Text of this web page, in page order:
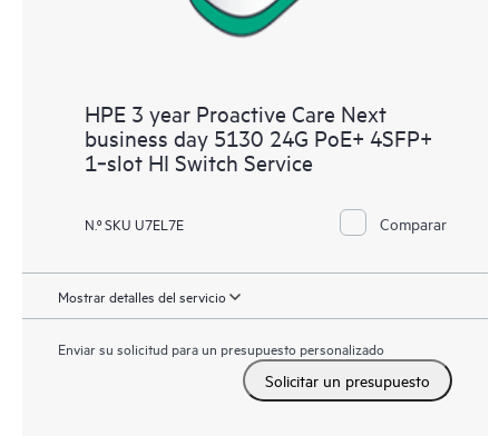
HPE 3 year Proactive Care Next
business day 5130 24G PoE+ 4SFP+
1‑slot HI Switch Service
N.º SKU U7EL7E Comparar
Mostrar detalles del servicio
Enviar su solicitud para un presupuesto personalizado
Solicitar un presupuesto